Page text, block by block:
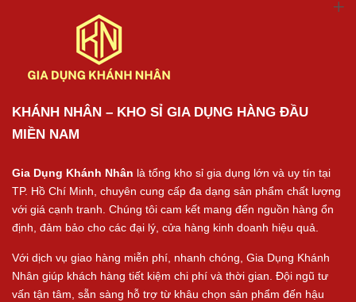
KHÁNH NHÂN – KHO SỈ GIA DỤNG HÀNG ĐẦU
MIỀN NAM
Gia Dụng Khánh Nhân là tổng kho sỉ gia dụng lớn và uy tín tại
TP. Hồ Chí Minh, chuyên cung cấp đa dạng sản phẩm chất lượng
với giá cạnh tranh. Chúng tôi cam kết mang đến nguồn hàng ổn
định, đảm bảo cho các đại lý, cửa hàng kinh doanh hiệu quả.
Với dịch vụ giao hàng miễn phí, nhanh chóng, Gia Dụng Khánh
Nhân giúp khách hàng tiết kiệm chi phí và thời gian. Đội ngũ tư
vấn tận tâm, sẵn sàng hỗ trợ từ khâu chọn sản phẩm đến hậu